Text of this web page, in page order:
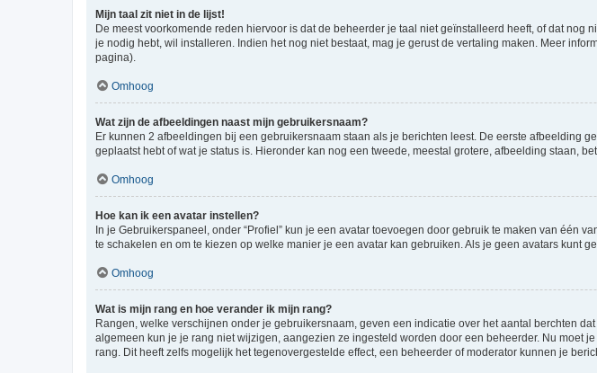
Mijn taal zit niet in de lijst!
De meest voorkomende reden hiervoor is dat de beheerder je taal niet geïnstalleerd heeft, of dat
je nodig hebt, wil installeren. Indien het nog niet bestaat, mag je gerust de vertaling maken. Meer
pagina).
Omhoog
Wat zijn de afbeeldingen naast mijn gebruikersnaam?
Er kunnen 2 afbeeldingen bij een gebruikersnaam staan als je berichten leest. De eerste afbeelding
geplaatst hebt of wat je status is. Hieronder kan nog een tweede, meestal grotere, afbeelding staan,
Omhoog
Hoe kan ik een avatar instellen?
In je Gebruikerspaneel, onder “Profiel” kun je een avatar toevoegen door gebruik te maken van één
te schakelen en om te kiezen op welke manier je een avatar kan gebruiken. Als je geen avatars kunt
Omhoog
Wat is mijn rang en hoe verander ik mijn rang?
Rangen, welke verschijnen onder je gebruikersnaam, geven een indicatie over het aantal berchten
algemeen kun je je rang niet wijzigen, aangezien ze ingesteld worden door een beheerder. Nu moet
rang. Dit heeft zelfs mogelijk het tegenovergestelde effect, een beheerder of moderator kunnen je